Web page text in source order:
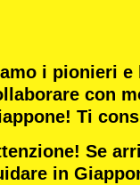
i pionieri e
con
Ti
Se
in